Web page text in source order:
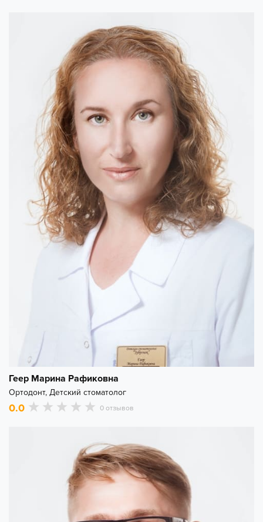
Геер Марина Рафиковна
Ортодонт, Детский стоматолог
0.0 0 отзывов